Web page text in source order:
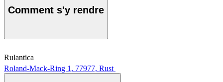
Comment s'y rendre
Rulantica
Roland-Mack-Ring 1, 77977, Rust